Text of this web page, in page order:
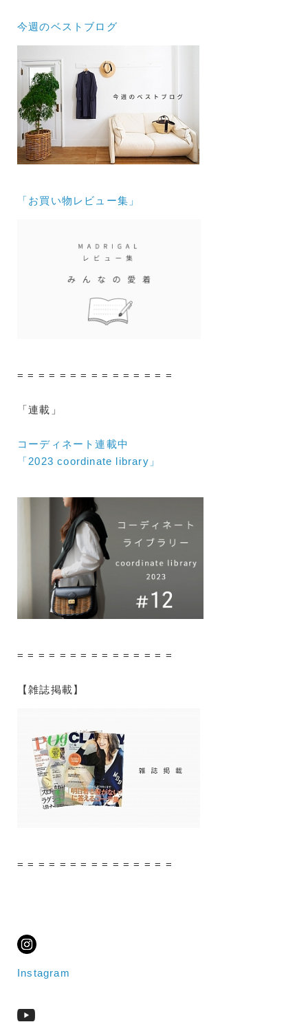
今週のベストブログ
「お買い物レビュー集」
= = = = = = = = = = = = = = =
「連載」
コーディネート連載中
「2023 coordinate library」
= = = = = = = = = = = = = = =
【雑誌掲載】
= = = = = = = = = = = = = = =
Instagram